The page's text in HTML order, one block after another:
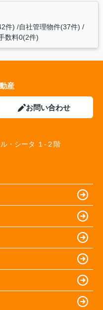
件) 自社管理物件(37件)
数料0(2件)
産
お問い合わせ
・シータ １-２階